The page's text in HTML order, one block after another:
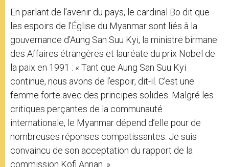
En parlant de l’avenir du pays, le cardinal Bo dit que
les espoirs de l’Église du Myanmar sont liés à la
gouvernance d’Aung San Suu Kyi, la ministre birmane
des Affaires étrangères et lauréate du prix Nobel de
la paix en 1991 : « Tant que Aung San Suu Kyi
continue, nous avons de l’espoir, dit-il. C’est une
femme forte avec des principes solides. Malgré les
critiques perçantes de la communauté
internationale, le Myanmar dépend d’elle pour de
nombreuses réponses compatissantes. Je suis
convaincu de son acceptation du rapport de la
commission Kofi Annan. »